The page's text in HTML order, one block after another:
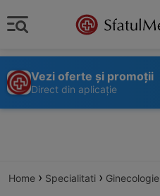
Vezi oferte și promoții
Direct din aplicație
Home › Specialitati › Ginecologie